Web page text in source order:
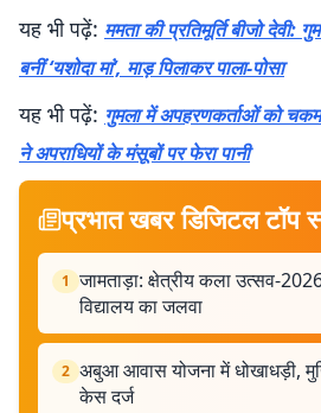
यह भी पढ़ें: ममता की प्रतिमूर्ति बीजो देवी:
बनीं ‘यशोदा मां’, माड़ पिलाकर पाला-पोसा
यह भी पढ़ें: गुमला में अपहरणकर्ताओं को
ने अपराधियों के मंसूबों पर फेरा पानी
प्रभात खबर डिजिटल टॉप
1 जामताड़ा: क्षेत्रीय कला उत्सव-
विद्यालय का जलवा
2 अबुआ आवास योजना में धोखाधड़ी,
केस दर्ज